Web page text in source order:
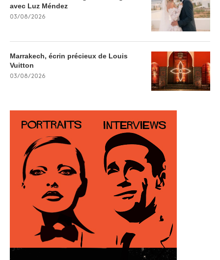
avec Luz Méndez
03/08/2026
Marrakech, écrin précieux de Louis
Vuitton
03/08/2026